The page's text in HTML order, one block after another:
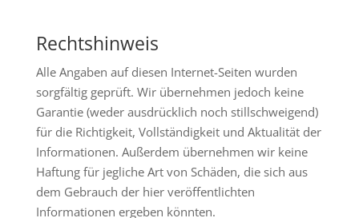
Rechtshinweis
Alle Angaben auf diesen Internet-Seiten wurden
sorgfältig geprüft. Wir übernehmen jedoch keine
Garantie (weder ausdrücklich noch stillschweigend)
für die Richtigkeit, Vollständigkeit und Aktualität der
Informationen. Außerdem übernehmen wir keine
Haftung für jegliche Art von Schäden, die sich aus
dem Gebrauch der hier veröffentlichten
Informationen ergeben könnten.